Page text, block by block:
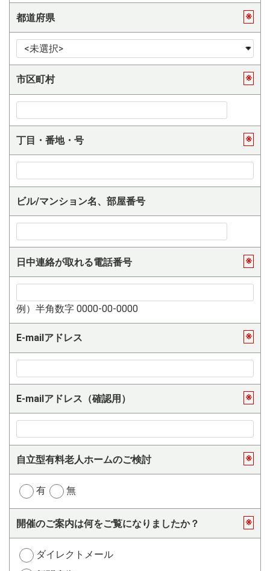
都道府県 ※
市区町村 ※
丁目・番地・号 ※
ビル/マンション名、部屋番号
日中連絡が取れる電話番号 ※
例）半角数字 0000-00-0000
E-mailアドレス ※
E-mailアドレス（確認用） ※
自立型有料老人ホームのご検討 ※
有 無
開催のご案内は何をご覧になりましたか？ ※
ダイレクトメール